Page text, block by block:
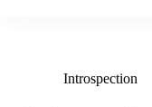
Introspection